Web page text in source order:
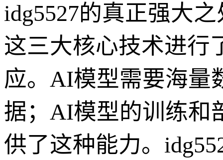
idg5527的真正强大
这三大核心技术进行
应。AI模型需要海量
据；AI模型的训练和
供了这种能力。